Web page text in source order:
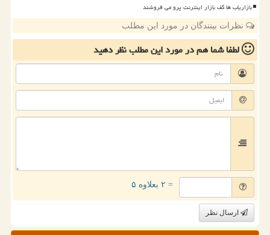
بازاریاب ها کف بازار اینترنت پرو می فروشند
نظرات بینندگان در مورد این مطلب
لطفا شما همدر مورد این مطلبنظر دهید
= ۲ بعلاوه ۵
ارسال نظر